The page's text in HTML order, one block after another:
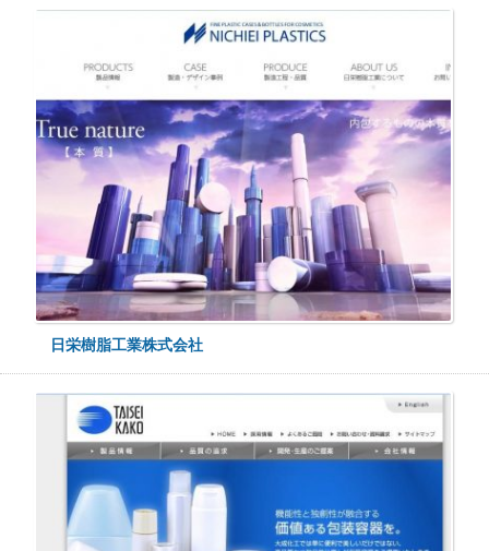
日栄樹脂工業株式会社